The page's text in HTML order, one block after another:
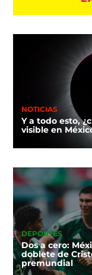
NOTICIAS
Y a todo esto,
visible en
DEPORTES
Dos a cero:
doblete de
premundial